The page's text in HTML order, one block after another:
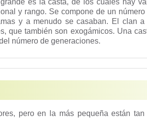
es la casta, de los cuales hay
y rango. Se compone de un
y a menudo se casaban. El clan
que también son exogámicos. Una
número de generaciones.
pero en la más pequeña están